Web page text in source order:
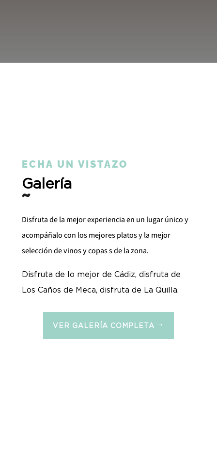
ECHA UN VISTAZO
Galería
Disfruta de la mejor experiencia en un lugar único y
acompáñalo con los mejores platos y la mejor
selección de vinos y copas s de la zona.
Disfruta de lo mejor de Cádiz, disfruta de
Los Caños de Meca, disfruta de La Quilla.
VER GALERÍA COMPLETA